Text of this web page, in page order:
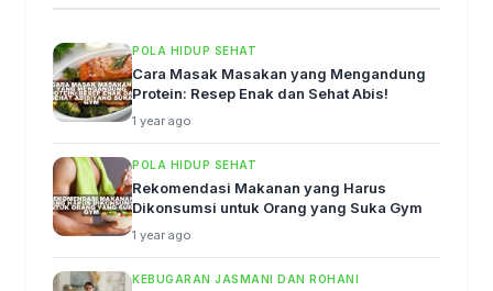
POLA HIDUP SEHAT
Cara Masak Masakan yang Mengandung
Protein: Resep Enak dan Sehat Abis!
1 year ago
POLA HIDUP SEHAT
Rekomendasi Makanan yang Harus
Dikonsumsi untuk Orang yang Suka Gym
1 year ago
KEBUGARAN JASMANI DAN ROHANI